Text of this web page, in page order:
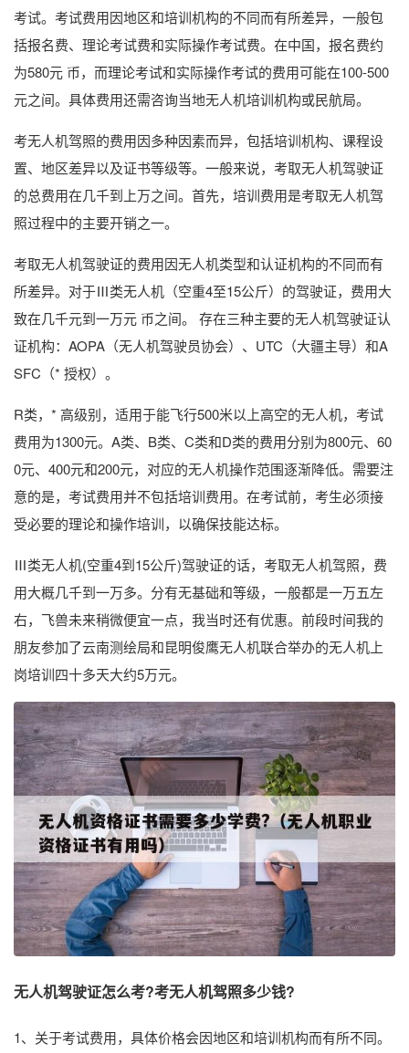
考试。考试费用因地区和培训机构的不同而有所差异，一般包
括报名费、理论考试费和实际操作考试费。在中国，报名费约
为580元 币，而理论考试和实际操作考试的费用可能在100-500
元之间。具体费用还需咨询当地无人机培训机构或民航局。
考无人机驾照的费用因多种因素而异，包括培训机构、课程设
置、地区差异以及证书等级等。一般来说，考取无人机驾驶证
的总费用在几千到上万之间。首先，培训费用是考取无人机驾
照过程中的主要开销之一。
考取无人机驾驶证的费用因无人机类型和认证机构的不同而有
所差异。对于Ⅲ类无人机（空重4至15公斤）的驾驶证，费用大
致在几千元到一万元 币之间。 存在三种主要的无人机驾驶证认
证机构：AOPA（无人机驾驶员协会）、UTC（大疆主导）和A
SFC（* 授权）。
R类，* 高级别，适用于能飞行500米以上高空的无人机，考试
费用为1300元。A类、B类、C类和D类的费用分别为800元、60
0元、400元和200元，对应的无人机操作范围逐渐降低。需要注
意的是，考试费用并不包括培训费用。在考试前，考生必须接
受必要的理论和操作培训，以确保技能达标。
Ⅲ类无人机(空重4到15公斤)驾驶证的话，考取无人机驾照，费
用大概几千到一万多。分有无基础和等级，一般都是一万五左
右，飞兽未来稍微便宜一点，我当时还有优惠。前段时间我的
朋友参加了云南测绘局和昆明俊鹰无人机联合举办的无人机上
岗培训四十多天大约5万元。
无人机驾驶证怎么考?考无人机驾照多少钱?
1、关于考试费用，具体价格会因地区和培训机构而有所不同。